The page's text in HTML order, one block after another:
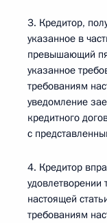
3. Кредитор,
указанное в
превышающий
указанное
требованиям
уведомление
кредитного
с
4. Кредитор
удовлетворении
настоящей
требованиям